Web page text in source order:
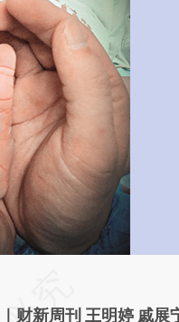
于财
财新周刊 王明婷 戚展